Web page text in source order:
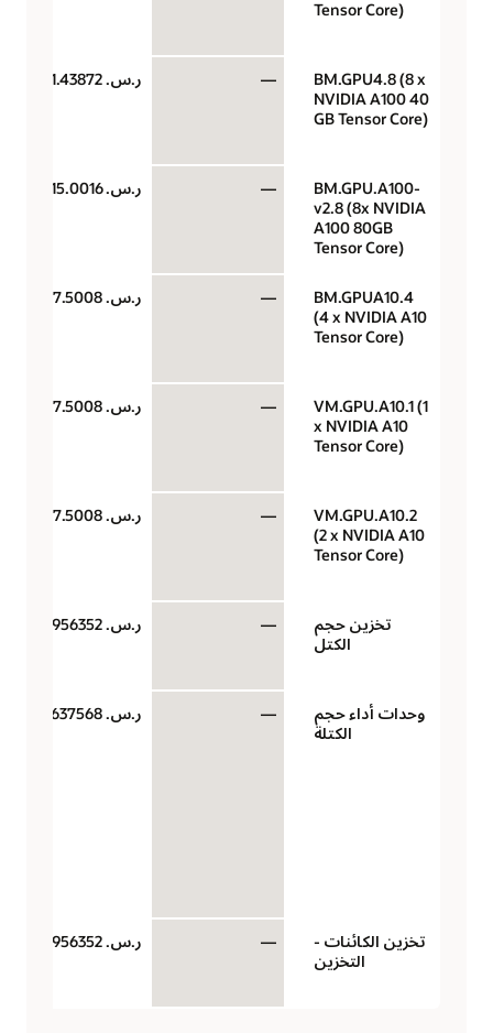
Tensor Core)
BM.GPU4.8 (8 x
NVIDIA A100 40
GB Tensor Core)
— ر.س.‏ 11.43872
BM.GPU.A100-
v2.8 (8x NVIDIA
A100 80GB
Tensor Core)
— ر.س.‏ 15.0016
BM.GPUA10.4
(4 x NVIDIA A10
Tensor Core)
— ر.س.‏ 7.5008
VM.GPU.A10.1 (1
x NVIDIA A10
Tensor Core)
— ر.س.‏ 7.5008
VM.GPU.A10.2
(2 x NVIDIA A10
Tensor Core)
— ر.س.‏ 7.5008
تخزين حجم
الكتل
— ر.س.‏ 0.0956352
وحدات أداء حجم
الكتلة
— ر.س.‏ 0.00637568
تخزين الكائنات -
التخزين
— ر.س.‏ 0.0956352